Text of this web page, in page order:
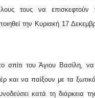
τους να επισκεφτούν
την Κυριακή 17
του Άγιου Βασίλη, να
και να παίξουν με τα
κατά τη διάρκεια της